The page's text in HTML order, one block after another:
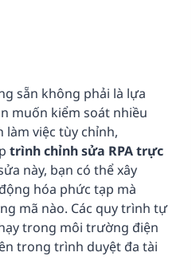
sẵn không phải là lựa
muốn kiểm soát nhiều
làm việc tùy chỉnh,
trình chỉnh sửa RPAtrực
này, bạn có thể xây
hóa phức tạp mà
mã nào. Các quy trình tự
trong môi trường điện
trong trình duyệt đa tài